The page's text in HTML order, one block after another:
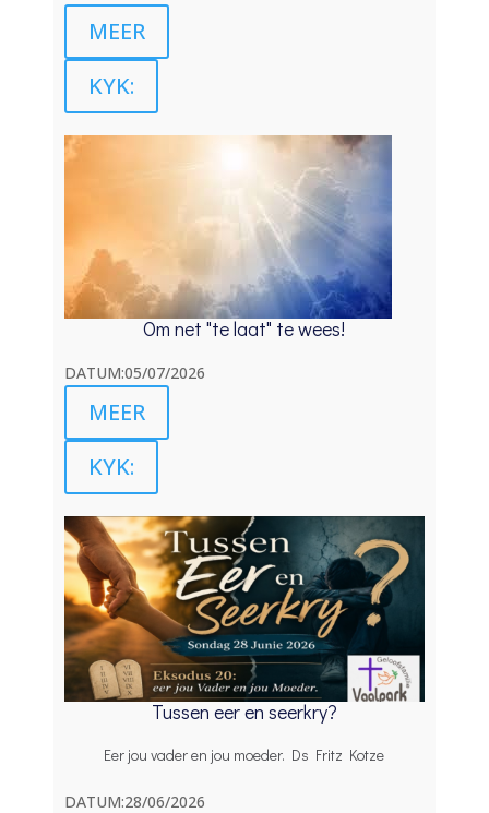
MEER
KYK:
Om net "te laat" te wees!
DATUM:05/07/2026
MEER
KYK:
Tussen eer en seerkry?
Eer jou vader en jou moeder. Ds Fritz Kotze
DATUM:28/06/2026